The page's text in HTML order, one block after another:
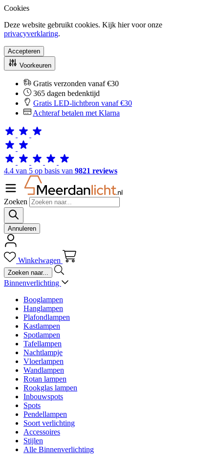
Cookies
Deze website gebruikt cookies. Kijk hier voor onze
privacyverklaring.
Accepteren
Voorkeuren
Gratis verzonden vanaf €30
365 dagen bedenktijd
Gratis LED-lichtbron vanaf €30
Achteraf betalen met Klarna
4.4 van 5 op basis van 9821 reviews
Zoeken
Annuleren
Winkelwagen
Binnenverlichting
Booglampen
Hanglampen
Plafondlampen
Kastlampen
Spotlampen
Tafellampen
Nachtlampje
Vloerlampen
Wandlampen
Rotan lampen
Rookglas lampen
Inbouwspots
Spots
Pendellampen
Soort verlichting
Accessoires
Stijlen
Alle Binnenverlichting